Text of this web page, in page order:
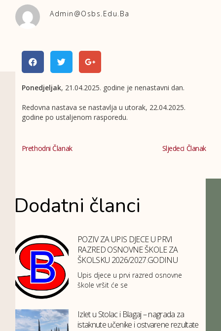
Admin@osbs.edu.ba
Ponedjeljak, 21.04.2025. godine je nenastavni dan.
Redovna nastava se nastavlja u utorak, 22.04.2025.
godine po ustaljenom rasporedu.
Prethodni Članak Sljedeci Članak
Dodatni članci
POZIV ZA UPIS DJECE U PRVI
RAZRED OSNOVNE ŠKOLE ZA
ŠKOLSKU 2026/2027.GODINU
Upis djece u prvi razred osnovne
škole vršit će se
Izlet u Stolac i Blagaj – nagrada za
istaknute učenike i ostvarene rezultate